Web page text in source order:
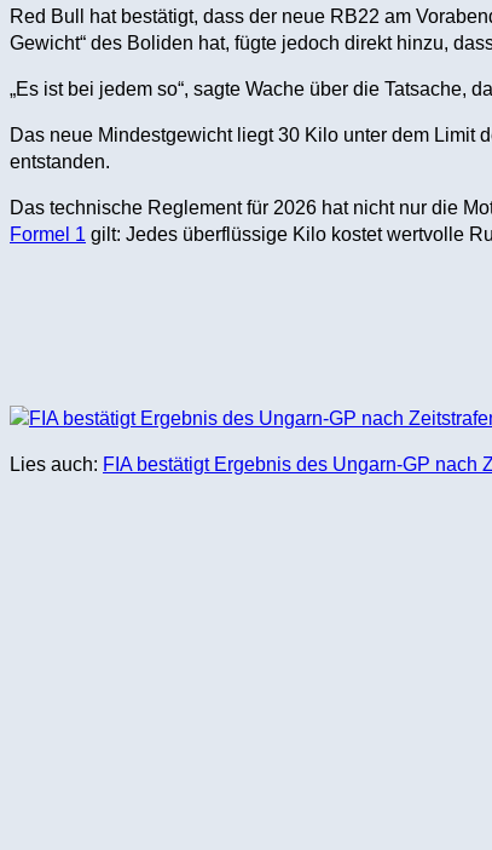
Red Bull hat bestätigt, dass der neue RB22 am
Gewicht“ des Boliden hat, fügte jedoch direkt hinzu,
„Es ist bei jedem so“, sagte Wache über die Tatsache,
Das neue Mindestgewicht liegt 30 Kilo unter dem Limit
entstanden.
Das technische Reglement für 2026 hat nicht nur die
Formel 1 gilt: Jedes überflüssige Kilo kostet wertvolle
Lies auch: FIA bestätigt Ergebnis des Ungarn-GP nach